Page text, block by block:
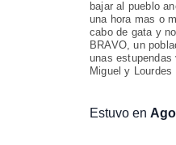
bajar al pueblo
una hora mas o
cabo de gata y
BRAVO, un
unas
Miguel y Lourdes
Estuvo en